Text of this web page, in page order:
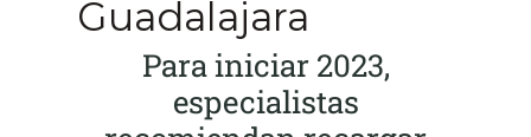
Guadalajara
Para iniciar 2023,
especialistas